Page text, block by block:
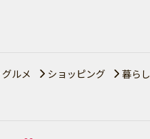
グルメ ショッピング 暮らし